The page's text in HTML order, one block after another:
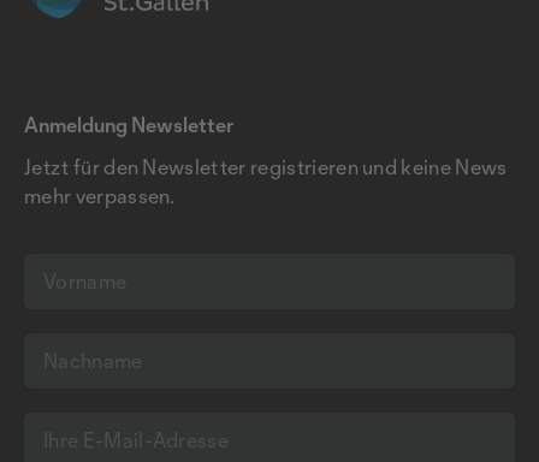
Anmeldung Newsletter
Jetzt für den Newsletter registrieren und keine News
mehr verpassen.